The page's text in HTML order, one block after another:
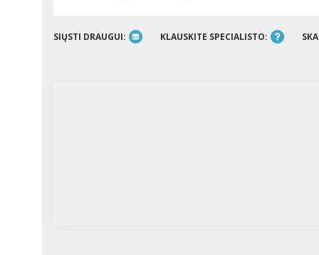
SIŲSTI DRAUGUI: KLAUSKITE SPECIALISTO: